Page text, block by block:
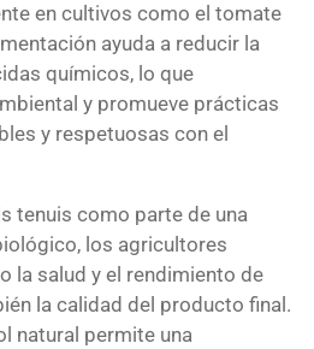
en cultivos como el tomate
ayuda a reducir la
químicos, lo que
y promueve prácticas
y respetuosas con el
tenuis como parte de una
los agricultores
la salud y el rendimiento de
la calidad del producto final.
natural permite una